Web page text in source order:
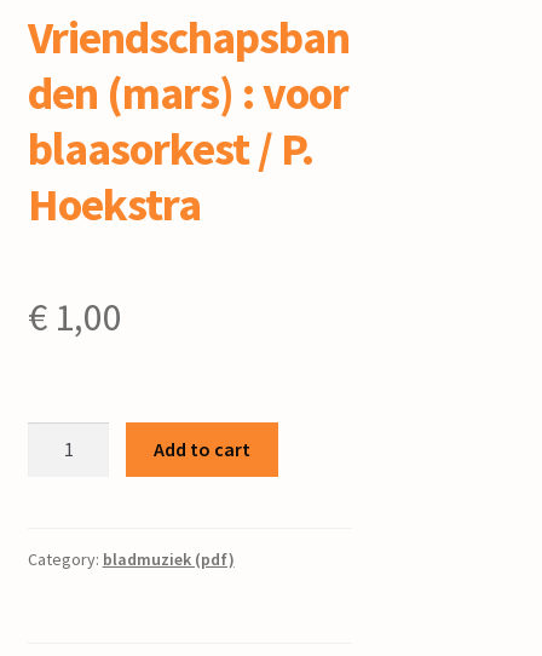
Vriendschapsban
den (mars) : voor
blaasorkest / P.
Hoekstra
€1,00
blaasorkest
Add to cart
Category: bladmuziek (pdf)